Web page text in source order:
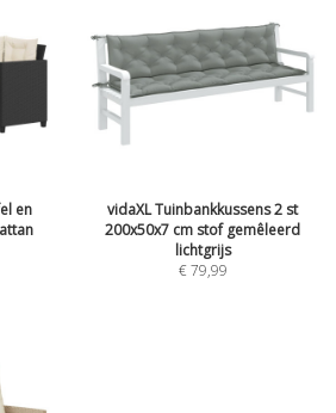
en
vidaXL Tuinbankkussens 2 st
200x50x7 cm stof gemêleerd
lichtgrijs
€ 79,99